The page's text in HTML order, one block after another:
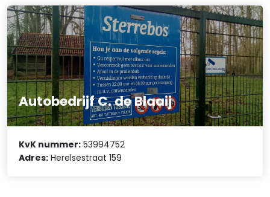
Autobedrijf C. de Blaaij
KvK nummer: 53994752
Adres: Herelsestraat 159